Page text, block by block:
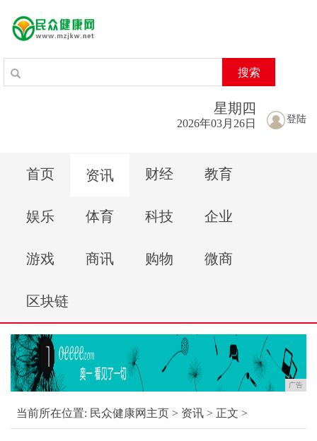
搜索
登陆
星期 四
2026年03月26日
首页 资讯 财经 教育
娱乐 体育 科技 企业
游戏 商讯 购物 微商
区块链
广告
当前所在位置: 民众健康网主页 > 资讯 > 正文 >